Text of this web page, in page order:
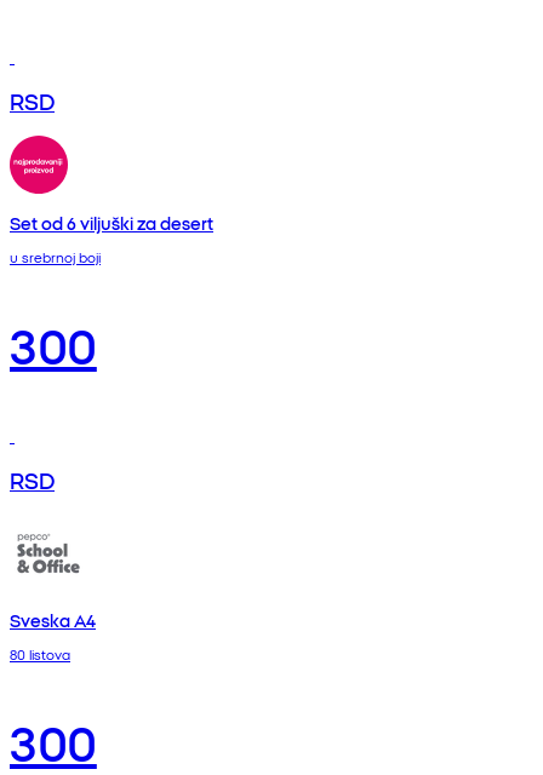
RSD
Set od 6 viljuški za desert
u srebrnoj boji
300
RSD
Sveska A4
80 listova
300